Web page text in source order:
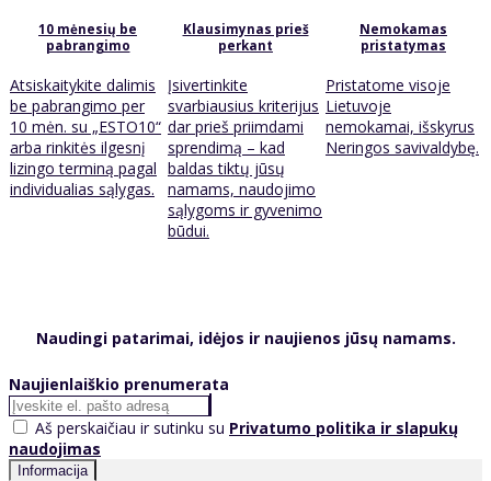
10 mėnesių be
pabrangimo
Atsiskaitykite dalimis
be pabrangimo per
10 mėn. su „ESTO10“
arba rinkitės ilgesnį
lizingo terminą pagal
individualias sąlygas.
Klausimynas prieš
perkant
Įsivertinkite
svarbiausius kriterijus
dar prieš priimdami
sprendimą – kad
baldas tiktų jūsų
namams, naudojimo
sąlygoms ir gyvenimo
būdui.
Nemokamas
pristatymas
Pristatome visoje
Lietuvoje
nemokamai, išskyrus
Neringos savivaldybę.
Naudingi patarimai, idėjos ir naujienos jūsų namams.
Naujienlaiškio prenumerata
Aš perskaičiau ir sutinku su Privatumo politika ir slapukų
naudojimas
Informacija